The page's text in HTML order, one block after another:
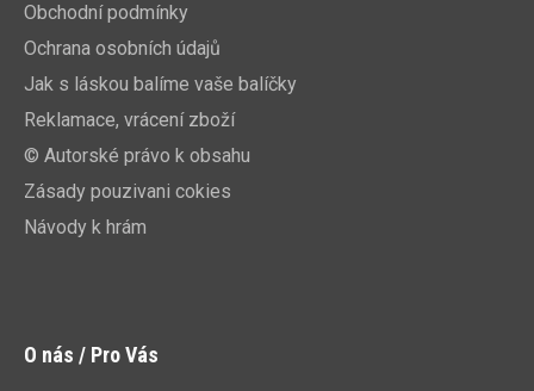
Obchodní podmínky
Ochrana osobních údajů
Jak s láskou balíme vaše balíčky
Reklamace, vrácení zboží
© Autorské právo k obsahu
Zásady pouzivani cokies
Návody k hrám
O nás / Pro Vás